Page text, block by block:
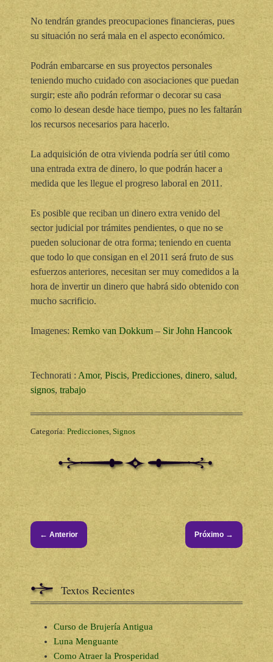
No tendrán grandes preocupaciones financieras, pues
su situación no será mala en el aspecto económico.
Podrán embarcarse en sus proyectos personales
teniendo mucho cuidado con asociaciones que puedan
surgir; este año podrán reformar o decorar su casa
como lo desean desde hace tiempo, pues no les faltarán
los recursos necesarios para hacerlo.
La adquisición de otra vivienda podría ser útil como
una entrada extra de dinero, lo que podrán hacer a
medida que les llegue el progreso laboral en 2011.
Es posible que reciban un dinero extra venido del
sector judicial por trámites pendientes, o que no se
pueden solucionar de otra forma; teniendo en cuenta
que todo lo que consigan en el 2011 será fruto de sus
esfuerzos anteriores, necesitan ser muy comedidos a la
hora de invertir un dinero que habrá sido obtenido con
mucho sacrificio.
Imagenes: Remko van Dokkum– Sir John Hancook
Technorati : Amor, Piscis, Predicciones, dinero, salud,
signos, trabajo
Categoría: Predicciones, Signos
← Anterior Próximo →
Textos Recientes
Curso de Brujería Antigua
Luna Menguante
Como Atraer la Prosperidad